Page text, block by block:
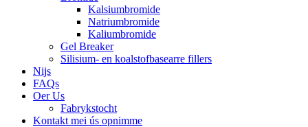
Kalsiumbromide
Natriumbromide
Kaliumbromide
Gel Breaker
Silisium- en koalstofbasearre fillers
Nijs
FAQs
Oer Us
Fabrykstocht
Kontakt mei ús opnimme